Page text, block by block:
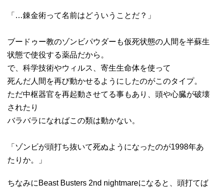
「…錬金術って名前はどういうことだ？」
ブードゥー教のゾンビパウダーも仮死状態の人間を半蘇生
状態で使役する薬品だから。
で、科学技術やウィルス、寄生生命体を使って
死んだ人間を再び動かせるようにしたのがこのタイプ。
ただ中枢器官を再起動させてる事もあり、頭や心臓が破壊
されたり
バラバラになればこの類は動かない。
「ゾンビが頭打ち抜いて死ぬようになったのが1998年あ
たりか。」
ちなみにBeast Busters 2nd nightmareになると、頭打てば